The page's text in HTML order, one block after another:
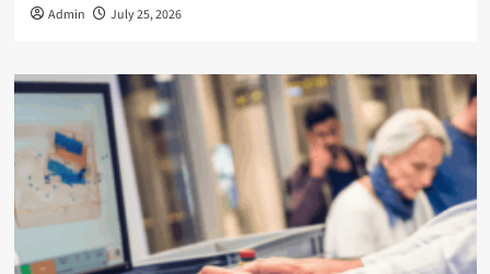
Admin July 25, 2026